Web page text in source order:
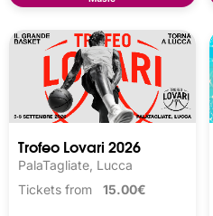
Trofeo Lovari 2026
PalaTagliate, Lucca
Tickets from 15.00€